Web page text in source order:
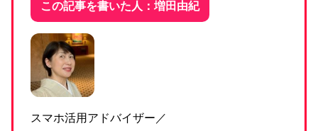
この記事を書いた人：増田由紀
スマホ活用アドバイザー／